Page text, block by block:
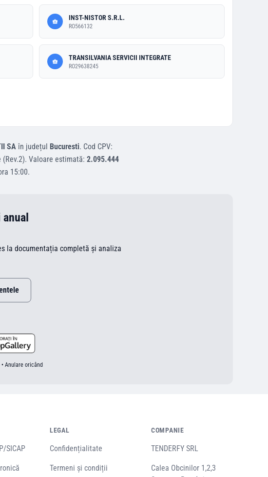
INST-NISTOR S.R.L.
RO566132
TRANSILVANIA SERVICII INTEGRATE
RO29638245
SA în județul Bucuresti. Cod CPV:
. Valoare estimată: 2.095.444
15:00.
la documentația completă și analiza
Anulare oricând
SICAP
LEGAL
Confidențialitate
Termeni și condiții
COMPANIE
TENDERFY SRL
Calea Obcinilor 1,2,3